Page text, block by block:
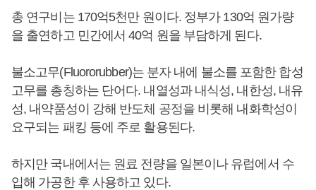
총 연구비는 170억5천만 원이다. 정부가 130억 원가량
을 출연하고 민간에서 40억 원을 부담하게 된다.
불소고무(Fluororubber)는 분자 내에 불소를 포함한 합성
고무를 총칭하는 단어다. 내열성과 내식성, 내한성, 내유
성, 내약품성이 강해 반도체 공정을 비롯해 내화학성이
요구되는 패킹 등에 주로 활용된다.
하지만 국내에서는 원료 전량을 일본이나 유럽에서 수
입해 가공한 후 사용하고 있다.